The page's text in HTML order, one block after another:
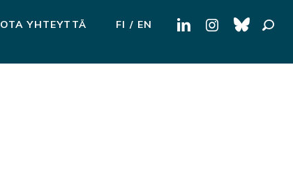
OTA YHTEYTTÄ FI EN Haku: